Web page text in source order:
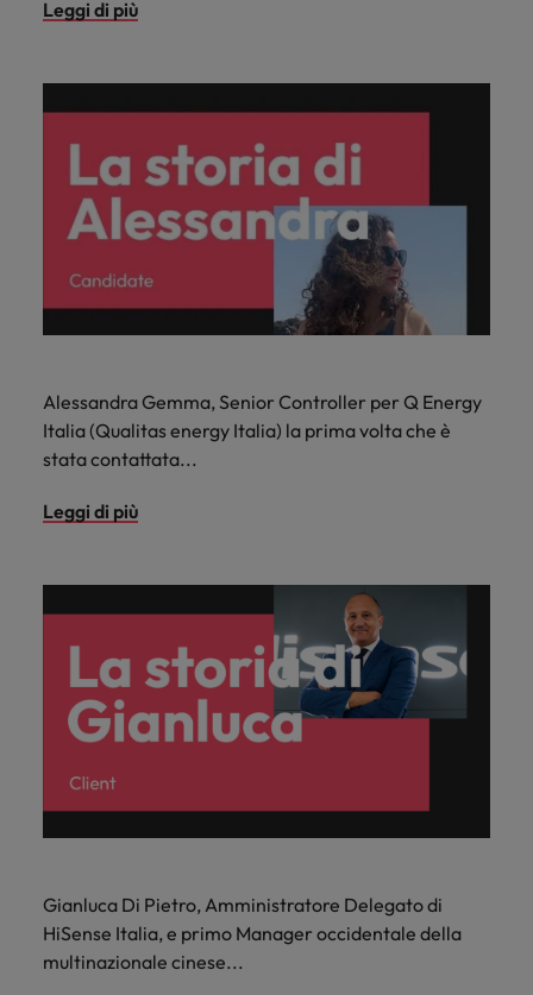
Leggi di più
Alessandra Gemma, Senior Controller per Q Energy
Italia (Qualitas energy Italia) la prima volta che è
stata contattata...
Leggi di più
Gianluca Di Pietro, Amministratore Delegato di
HiSense Italia, e primo Manager occidentale della
multinazionale cinese...